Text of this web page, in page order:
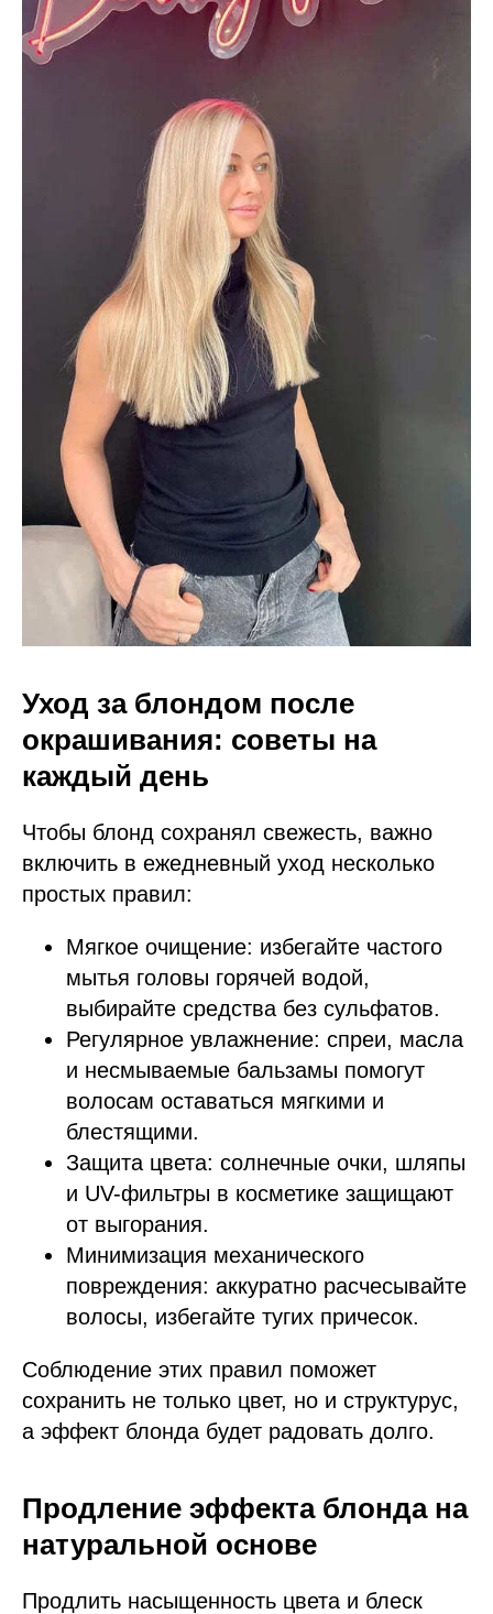
Уход за блондом после
окрашивания: советы на
каждый день
Чтобы блонд сохранял свежесть, важно
включить в ежедневный уход несколько
простых правил:
Мягкое очищение: избегайте частого
мытья головы горячей водой,
выбирайте средства без сульфатов.
Регулярное увлажнение: спреи, масла
и несмываемые бальзамы помогут
волосам оставаться мягкими и
блестящими.
Защита цвета: солнечные очки, шляпы
и UV-фильтры в косметике защищают
от выгорания.
Минимизация механического
повреждения: аккуратно расчесывайте
волосы, избегайте тугих причесок.
Соблюдение этих правил поможет
сохранить не только цвет, но и структурус,
а эффект блонда будет радовать долго.
Продление эффекта блонда на
натуральной основе
Продлить насыщенность цвета и блеск